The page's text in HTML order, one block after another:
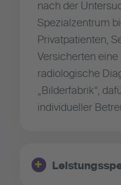
nach der
Spezialzentrum
Privatpatienten,
Versicherten
radiologische
„Bilderfabrik“,
individueller